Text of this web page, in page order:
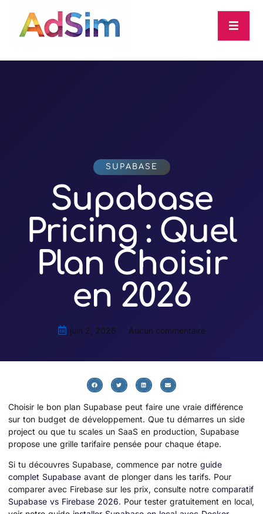
SUPABASE
Supabase
Pricing : Quel
Plan Choisir
en 2026
juin 2, 2026 Aucun commentaire
Choisir le bon plan Supabase peut faire une vraie différence
sur ton budget de développement. Que tu démarres un side
project ou que tu scales un SaaS en production, Supabase
propose une grille tarifaire pensée pour chaque étape.
Si tu découvres Supabase, commence par notre guide
complet Supabase avant de plonger dans les tarifs. Pour
comparer avec Firebase sur les prix, consulte notre comparatif
Supabase vs Firebase 2026. Pour tester gratuitement en local,